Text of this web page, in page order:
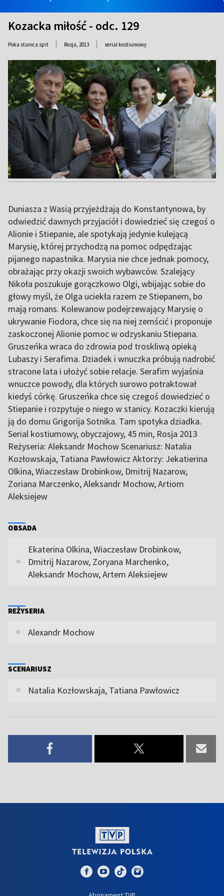
Kozacka miłość - odc. 129
Poka stanica spit | Rosja, 2013 | serial kostiumowy
Duniasza z Wasią przyjeżdżają do Konstantynowa, by
odwiedzić dawnych przyjaciół i dowiedzieć się czegoś o
Alionie i Stiepanie, ale spotykają jedynie kulejącą
Marysię, której przychodzą na pomoc odpędzając
pijanego napastnika. Marysia nie chce jednak pomocy,
obrażając przy okazji swoich wybawców. Szalejący
Nikoła poszukuje gorączkowo Olgi, wbijając sobie do
głowy myśl, że Olga uciekła razem ze Stiepanem, bo
mają romans. Kolewanow podejrzewający Marysię o
ukrywanie Fiodora, chce się na niej zemścić i proponuje
zaskoczonej Alionie pomoc w odzyskaniu Stiepana.
Gruszeńka wraca do zdrowia pod troskliwą opieką
Lubaszy i Serafima. Dziadek i wnuczka próbują nadrobić
stracone lata i ułożyć sobie relacje. Serafim wyjaśnia
wnuczce powody, dla których surowo potraktował
kiedyś córkę. Gruszeńka chce się czegoś dowiedzieć o
Stiepanie i rozpytuje o niego w stanicy. Kozaczki kierują
ją do domu Grigorija Sotnika. Tam spotyka dziadka.
Serial kostiumowy, obyczajowy, 45 min, Rosja 2013
Reżyseria: Aleksandr Mochow Scenariusz: Natalia
Kozłowskaja, Tatiana Pawłowicz Aktorzy: Jekatierina
Olkina, Wiaczesław Drobinkow, Dmitrij Nazarow,
Zoriana Marczenko, Aleksandr Mochow, Artiom
Aleksiejew
OBSADA
Ekaterina Olkina, Wiaczesław Drobinkow,
Dmitrij Nazarow, Zoryana Marchenko,
Aleksandr Mochow, Artem Aleksiejew
REŻYSERIA
Alexandr Mochow
SCENARIUSZ
Natalia Kozłowskaja, Tatiana Pawłowicz